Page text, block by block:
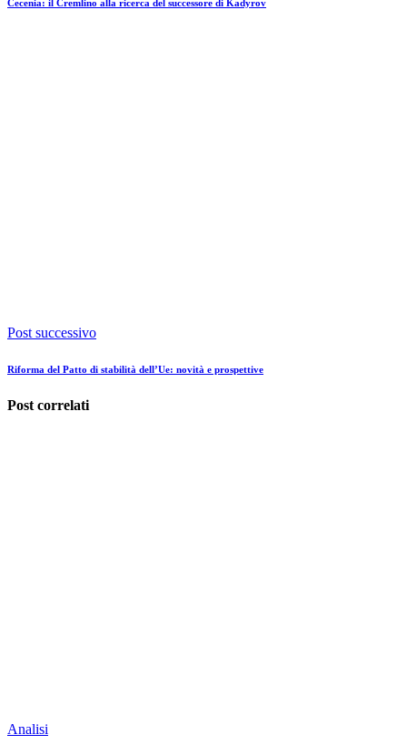
Cecenia: il Cremlino alla ricerca del successore di Kadyrov
Post successivo
Riforma del Patto di stabilità dell’Ue: novità e prospettive
Post correlati
Analisi